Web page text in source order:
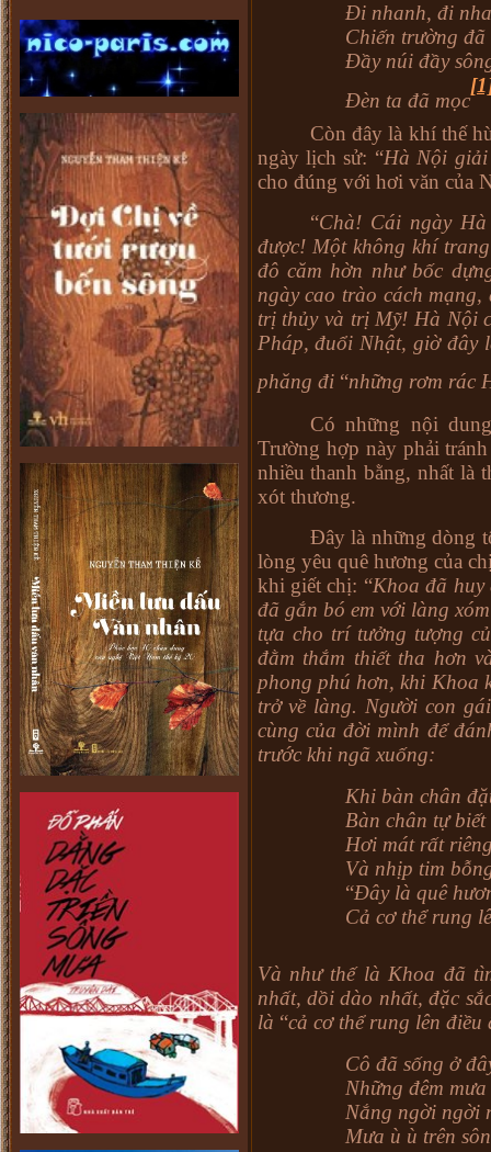
Đi nhanh, đi
Chiến trường đã
Đầy núi đầy
Đèn ta đã mọc
Còn đây là khí thế
ngày lịch sử: “Hà Nội
cho đúng với hơi văn của
“Chà! Cái ngày
được! Một không khí
đô căm hờn như bốc
ngày cao trào cách
trị thủy và trị Mỹ! Hà Nội
Pháp, đuổi Nhật, giờ
phăng đi “những rơm rác
Có những nội
Trường hợp này phải
nhiều thanh bằng, nhất là
xót thương.
Đây là những dòng
lòng yêu quê hương của
khi giết chị: “Khoa đã huy
đã gắn bó em với làng
tựa cho trí tưởng tượng
đằm thắm thiết tha hơn
phong phú hơn, khi Khoa
trở về làng. Người con
cùng của đời mình để
trước khi ngã xuống:
Khi bàn chân
Bàn chân tự biết
Hơi mát rất
Và nhịp tim
“Đây là quê
Cả cơ thể rung
Và như thế là Khoa đã
nhất, dồi dào nhất, đặc
là “cả cơ thể rung lên điều
Cô đã sống ở
Những đêm
Nắng ngời ngời
Mưa ù ù trên